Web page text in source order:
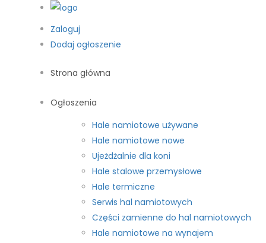
Zaloguj
Dodaj ogłoszenie
Strona główna
Ogłoszenia
Hale namiotowe używane
Hale namiotowe nowe
Ujeżdżalnie dla koni
Hale stalowe przemysłowe
Hale termiczne
Serwis hal namiotowych
Części zamienne do hal namiotowych
Hale namiotowe na wynajem